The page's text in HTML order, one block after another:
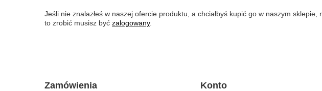
Jeśli nie znalazłeś w naszej ofercie produktu, a chciałbyś kupić go w naszym
to zrobić musisz być zalogowany.
Zamówienia Konto